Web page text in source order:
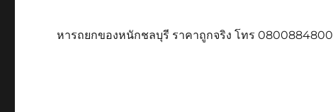
หารถยกของหนักชลบุรี ราคาถูกจริง โทร 0800884800